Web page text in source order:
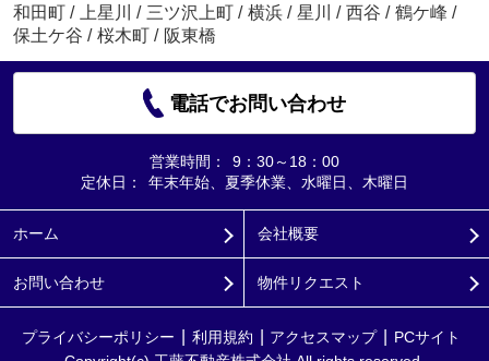
和田町 / 上星川 / 三ツ沢上町 / 横浜 / 星川 / 西谷 / 鶴ケ峰 /
保土ケ谷 / 桜木町 / 阪東橋
電話でお問い合わせ
営業時間：
9：30～18：00
定休日：
年末年始、夏季休業、水曜日、木曜日
ホーム 会社概要
お問い合わせ 物件リクエスト
プライバシーポリシー 利用規約 アクセスマップ
PCサイト